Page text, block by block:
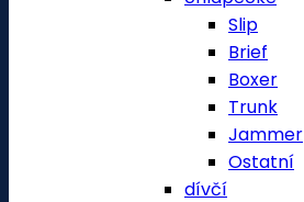
Slip
Brief
Boxer
Trunk
Jammer
Ostatní
dívčí